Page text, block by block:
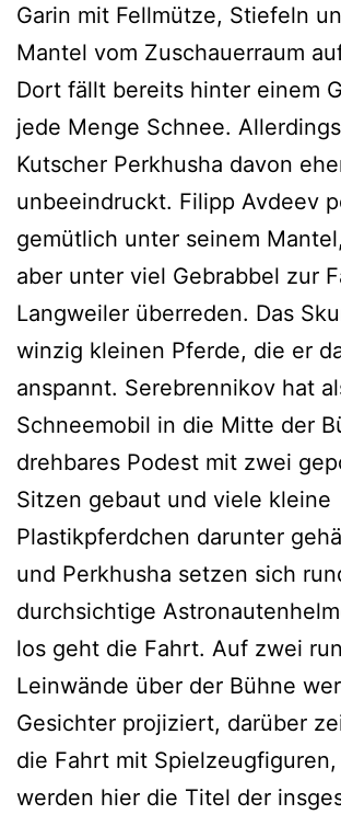
Garin mit Fellmütze, Stiefeln
Mantel vom Zuschauerraum
Dort fällt bereits hinter einem
jede Menge Schnee.
Kutscher Perkhusha davon
unbeeindruckt. Filipp Avdeev
gemütlich unter seinem
aber unter viel Gebrabbel zur
Langweiler überreden. Das
winzig kleinen Pferde, die er
anspannt. Serebrennikov hat
Schneemobil in die Mitte der
drehbares Podest mit zwei
Sitzen gebaut und viele kleine
Plastikpferdchen darunter
und Perkhusha setzen sich
durchsichtige
los geht die Fahrt. Auf zwei
Leinwände über der Bühne
Gesichter projiziert, darüber
die Fahrt mit
werden hier die Titel der